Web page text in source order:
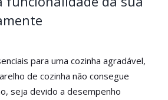
para uma cozinha agradável,
de cozinha não consegue
seja devido a desempenho